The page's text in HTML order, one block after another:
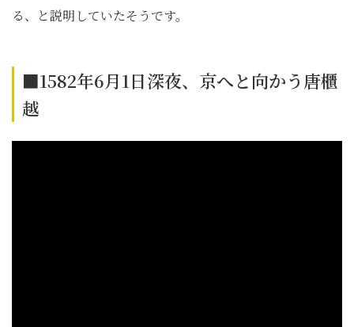
る、と説明していたそうです。
■1582年6月1日深夜、京へと向かう唐櫃
越